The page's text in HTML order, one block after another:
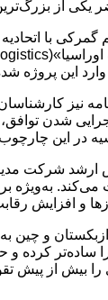
یکی از
با
این پروژه
نیز
این چارچوب
شرکت
می‌کند.
و افزایش
ازبکستان و
کرده و
را بیش از پیش